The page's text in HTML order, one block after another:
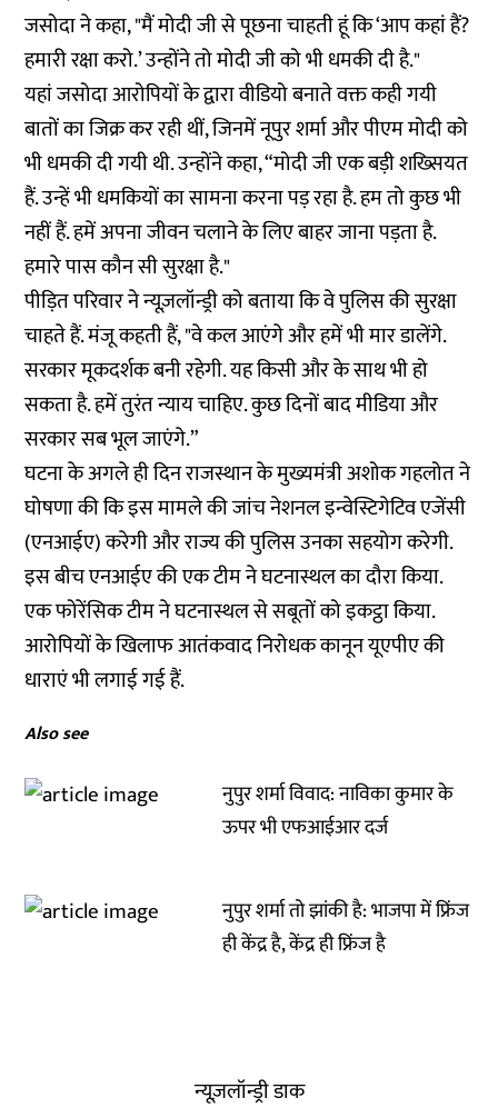
जसोदा ने कहा, "मैं मोदी जी से पूछना चाहती हूं कि ‘आप कहां हैं?
हमारी रक्षा करो.’ उन्होंने तो मोदी जी को भी धमकी दी है."
यहां जसोदा आरोपियों के द्वारा वीडियो बनाते वक्त कही गयी
बातों का जिक्र कर रही थीं, जिनमें नूपुर शर्मा और पीएम मोदी को
भी धमकी दी गयी थी. उन्होंने कहा, “मोदी जी एक बड़ी शख्सियत
हैं. उन्हें भी धमकियों का सामना करना पड़ रहा है. हम तो कुछ भी
नहीं हैं. हमें अपना जीवन चलाने के लिए बाहर जाना पड़ता है.
हमारे पास कौन सी सुरक्षा है."
पीड़ित परिवार ने न्यूज़लॉन्ड्री को बताया कि वे पुलिस की सुरक्षा
चाहते हैं. मंजू कहती हैं, "वे कल आएंगे और हमें भी मार डालेंगे.
सरकार मूकदर्शक बनी रहेगी. यह किसी और के साथ भी हो
सकता है. हमें तुरंत न्याय चाहिए. कुछ दिनों बाद मीडिया और
सरकार सब भूल जाएंगे.”
घटना के अगले ही दिन राजस्थान के मुख्यमंत्री अशोक गहलोत ने
घोषणा की कि इस मामले की जांच नेशनल इन्वेस्टिगेटिव एजेंसी
(एनआईए) करेगी और राज्य की पुलिस उनका सहयोग करेगी.
इस बीच एनआईए की एक टीम ने घटनास्थल का दौरा किया.
एक फोरेंसिक टीम ने घटनास्थल से सबूतों को इकट्ठा किया.
आरोपियों के खिलाफ आतंकवाद निरोधक कानून यूएपीए की
धाराएं भी लगाई गई हैं.
Also see
नुपुर शर्मा विवाद: नाविका कुमार के
ऊपर भी एफआईआर दर्ज
नुपुर शर्मा तो झांकी है: भाजपा में फ्रिंज
ही केंद्र है, केंद्र ही फ्रिंज है
न्यूज़लॉन्ड्री डाक